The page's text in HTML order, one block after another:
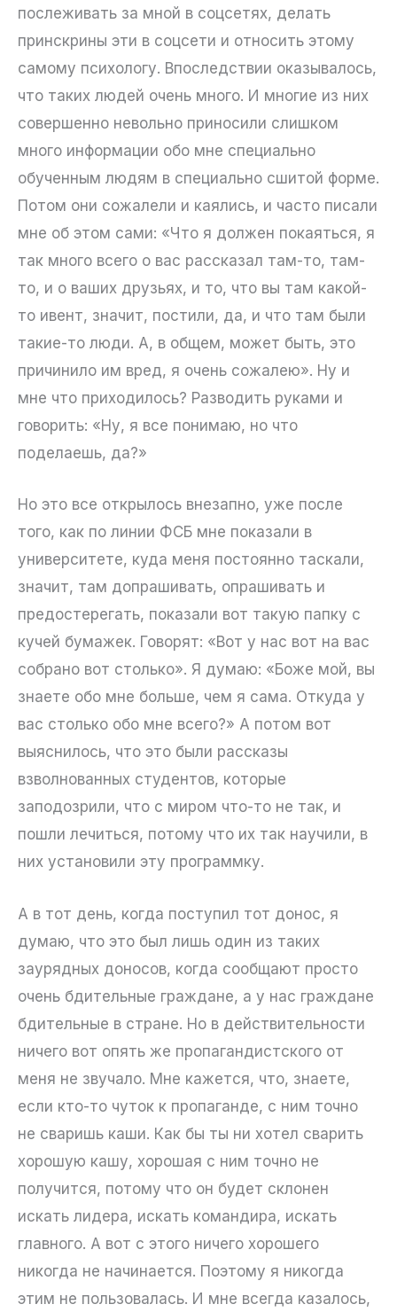
послеживать за мной в соцсетях, делать
принскрины эти в соцсети и относить этому
самому психологу. Впоследствии оказывалось,
что таких людей очень много. И многие из них
совершенно невольно приносили слишком
много информации обо мне специально
обученным людям в специально сшитой форме.
Потом они сожалели и каялись, и часто писали
мне об этом сами: «Что я должен покаяться, я
так много всего о вас рассказал там-то, там-
то, и о ваших друзьях, и то, что вы там какой-
то ивент, значит, постили, да, и что там были
такие-то люди. А, в общем, может быть, это
причинило им вред, я очень сожалею». Ну и
мне что приходилось? Разводить руками и
говорить: «Ну, я все понимаю, но что
поделаешь, да?»
Но это все открылось внезапно, уже после
того, как по линии ФСБ мне показали в
университете, куда меня постоянно таскали,
значит, там допрашивать, опрашивать и
предостерегать, показали вот такую папку с
кучей бумажек. Говорят: «Вот у нас вот на вас
собрано вот столько». Я думаю: «Боже мой, вы
знаете обо мне больше, чем я сама. Откуда у
вас столько обо мне всего?» А потом вот
выяснилось, что это были рассказы
взволнованных студентов, которые
заподозрили, что с миром что-то не так, и
пошли лечиться, потому что их так научили, в
них установили эту программку.
А в тот день, когда поступил тот донос, я
думаю, что это был лишь один из таких
заурядных доносов, когда сообщают просто
очень бдительные граждане, а у нас граждане
бдительные в стране. Но в действительности
ничего вот опять же пропагандистского от
меня не звучало. Мне кажется, что, знаете,
если кто-то чуток к пропаганде, с ним точно
не сваришь каши. Как бы ты ни хотел сварить
хорошую кашу, хорошая с ним точно не
получится, потому что он будет склонен
искать лидера, искать командира, искать
главного. А вот с этого ничего хорошего
никогда не начинается. Поэтому я никогда
этим не пользовалась. И мне всегда казалось,